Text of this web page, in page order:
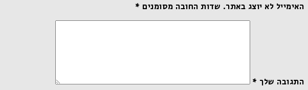
האימייל לא יוצג באתר. שדות החובה מסומנים *
התגובה שלך *